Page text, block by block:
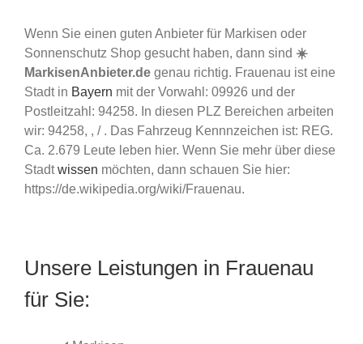
Wenn Sie einen guten Anbieter für Markisen oder
Sonnenschutz Shop gesucht haben, dann sind ☀️
MarkisenAnbieter.de genau richtig. Frauenau ist eine
Stadt in Bayern mit der Vorwahl: 09926 und der
Postleitzahl: 94258. In diesen PLZ Bereichen arbeiten
wir: 94258, , / . Das Fahrzeug Kennnzeichen ist: REG.
Ca. 2.679 Leute leben hier. Wenn Sie mehr über diese
Stadtwissen möchten, dann schauen Sie hier:
https://de.wikipedia.org/wiki/Frauenau.
Unsere Leistungen in Frauenau
für Sie: